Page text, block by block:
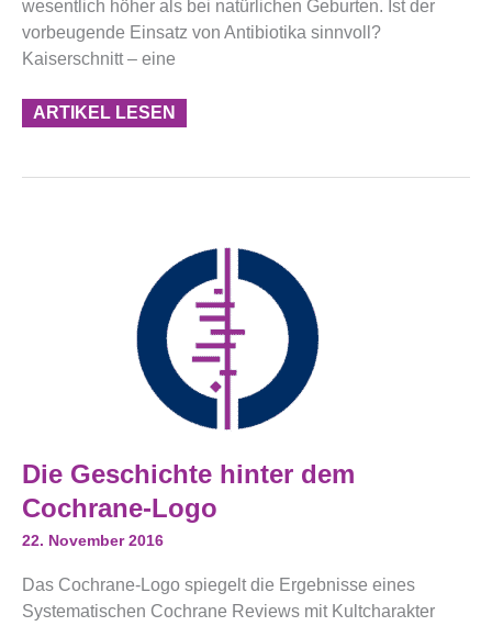
wesentlich höher als bei natürlichen Geburten. Ist der
vorbeugende Einsatz von Antibiotika sinnvoll?
Kaiserschnitt – eine
ARTIKEL LESEN
Die Geschichte hinter dem
Cochrane-Logo
22. November 2016
Das Cochrane-Logo spiegelt die Ergebnisse eines
Systematischen Cochrane Reviews mit Kultcharakter
Die
Geschichte
Hinter
Dem
Cochrane-
Logo